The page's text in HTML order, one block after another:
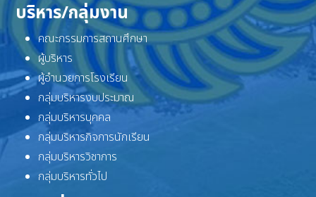
บริหาร/กลุ่มงาน
คณะกรรมการสถานศึกษา
ผู้บริหาร
ผู้อำนวยการโรงเรียน
กลุ่มบริหารงบประมาณ
กลุ่มบริหารบุคคล
กลุ่มบริหารกิจการนักเรียน
กลุ่มบริหารวิชาการ
กลุ่มบริหารทั่วไป